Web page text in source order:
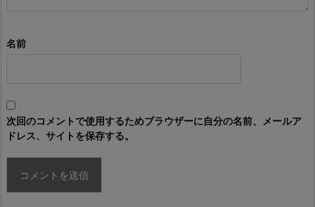
名前
次回のコメントで使用するためブラウザーに自分の名前、メールア
ドレス、サイトを保存する。